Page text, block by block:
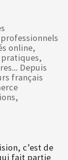
online,
pratiques,
Depuis
français
c’est de
fait partie